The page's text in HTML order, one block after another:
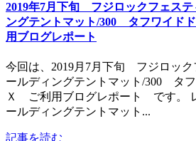
2019年7月下旬 フジロックフェス
ングテントマット/300 タフワイド
用ブログレポート
今回は、2019月7月下旬 フジロッ
ールディングテントマット/300 タ
Ｘ ご利用ブログレポート です。
ールディングテントマット...
記事を読む